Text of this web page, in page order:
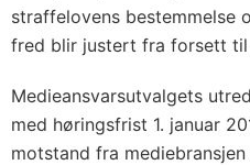
straffelovens bestemmelse
fred blir justert fra forsett til
Medieansvarsutvalgets
med høringsfrist 1. januar
motstand fra